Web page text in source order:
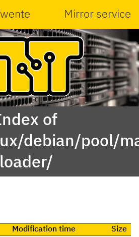
Mirror service
of
debian/pool/
loader/
Modification time
Size